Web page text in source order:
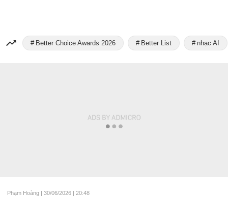
Better Choice Awards 2026 Better List nhạc AI
Phạm Hoàng | 30/06/2026 | 20:48